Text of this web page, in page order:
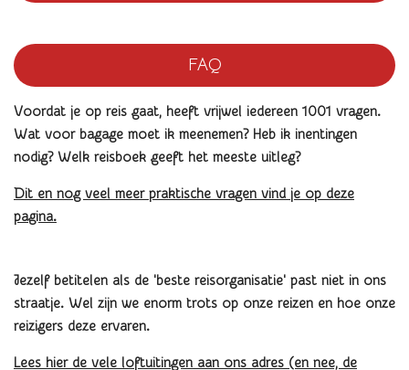
FAQ
Voordat je op reis gaat, heeft vrijwel iedereen 1001 vragen.
Wat voor bagage moet ik meenemen? Heb ik inentingen
nodig? Welk reisboek geeft het meeste uitleg?
Dit en nog veel meer praktische vragen vind je op deze
pagina.
Jezelf betitelen als de 'beste reisorganisatie' past niet in ons
straatje. Wel zijn we enorm trots op onze reizen en hoe onze
reizigers deze ervaren.
Lees hier de vele loftuitingen aan ons adres (en nee, de